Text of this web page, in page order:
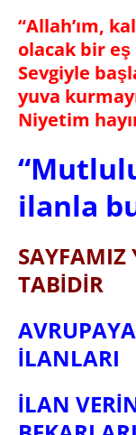
“Allah’ım,
olacak bir
Sevgiyle
yuva
Niyetim
ilanla
SAYFAMIZ
TABİDİR
İLANLARI
İLAN